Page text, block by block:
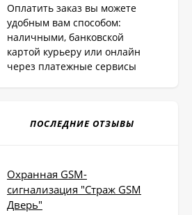
Оплатить заказ вы можете
удобным вам способом:
наличными, банковской
картой курьеру или онлайн
через платежные сервисы
ПОСЛЕДНИЕ ОТЗЫВЫ
Охранная GSM-
сигнализация "Страж GSM
Дверь"